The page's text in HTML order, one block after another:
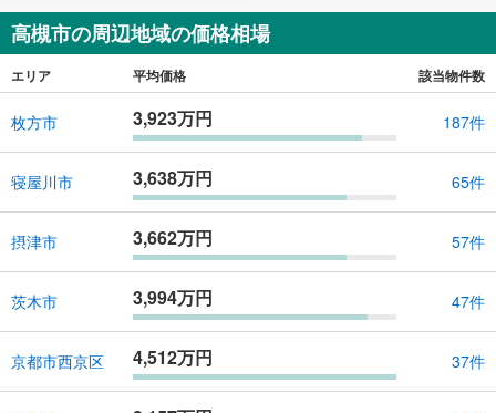
高槻市の周辺地域の価格相場
エリア 平均価格 該当物件数
枚方市 3,923万円 187件
寝屋川市 3,638万円 65件
摂津市 3,662万円 57件
茨木市 3,994万円 47件
京都市西京区 4,512万円 37件